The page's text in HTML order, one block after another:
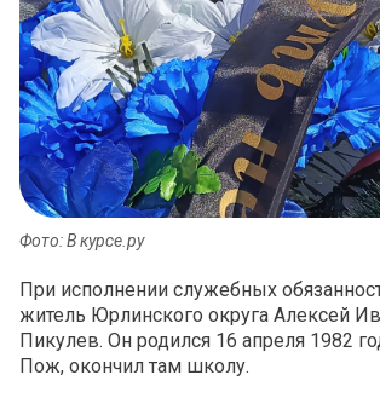
Фото: В курсе.ру
При исполнении служебных
житель Юрлинского округа Алексей
Пикулев. Он родился 16 апреля 1982
Пож, окончил там школу.